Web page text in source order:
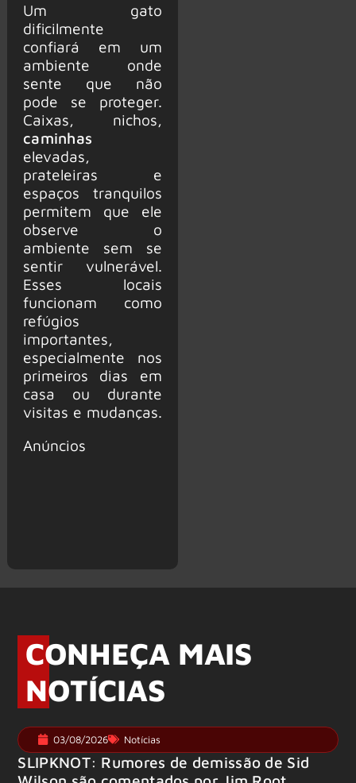
Um gato
dificilmente
confiará em um
ambiente onde
sente que não
pode se proteger.
Caixas, nichos,
caminhas
elevadas,
prateleiras e
espaços tranquilos
permitem que ele
observe o
ambiente sem se
sentir vulnerável.
Esses locais
funcionam como
refúgios
importantes,
especialmente nos
primeiros dias em
casa ou durante
visitas e mudanças.
Anúncios
CONHEÇA MAIS
NOTÍCIAS
03/08/2026 Notícias
SLIPKNOT: Rumores de demissão de Sid